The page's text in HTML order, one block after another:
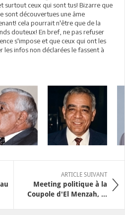
surtout ceux qui sont tus! Bizarre que
sont découvertues une âme
cela pourrait n'être que de la
douteux! En bref, ne pas refuser
s'impose et que ceux qui ont les
les infos non déclarées le fassent à
ARTICLE SUIVANT
Meeting politique à la
Coupole d'El Menzah, ...